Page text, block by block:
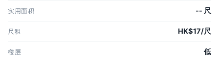
实用面积 -- 尺
尺租 HK$17/尺
楼层 低